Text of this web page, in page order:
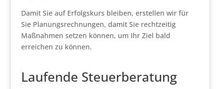
Damit Sie auf Erfolgskurs bleiben, erstellen wir für
Sie Planungsrechnungen, damit Sie rechtzeitig
Maßnahmen setzen können, um Ihr Ziel bald
erreichen zu können.
Laufende Steuerberatung